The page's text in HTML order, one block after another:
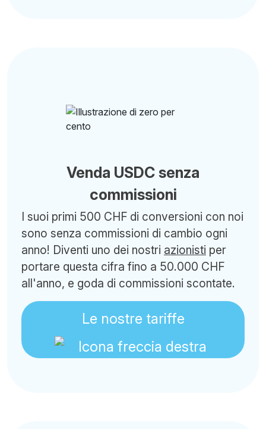
Venda USDC senza
commissioni
I suoi primi 500 CHF di conversioni con noi
sono senza commissioni di cambio ogni
anno! Diventi uno dei nostri azionisti per
portare questa cifra fino a 50.000 CHF
all'anno, e goda di commissioni scontate.
Le nostre tariffe